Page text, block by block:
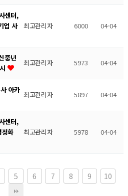
센터,
업 사
최고관리자 6000 04-04
중년
최고관리자 5973 04-04
아카
최고관리자 5897 04-04
센터,
정화
최고관리자 5978 04-04
5 6 7 8 9 10